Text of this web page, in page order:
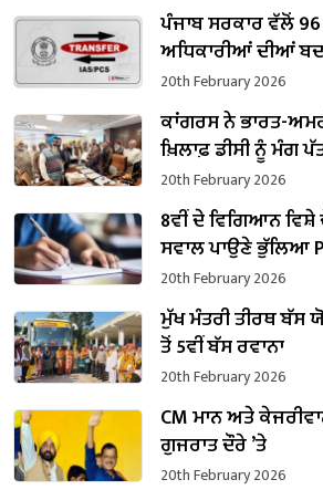
ਪੰਜਾਬ ਸਰਕਾਰ ਵੱਲੋਂ 96
ਅਧਿਕਾਰੀਆਂ ਦੀਆਂ
20th February 2026
ਕਾਂਗਰਸ ਨੇ ਭਾਰਤ-
ਖ਼ਿਲਾਫ਼ ਡੀਸੀ ਨੂੰ ਮੰਗ
20th February 2026
8ਵੀਂ ਦੇ ਵਿਗਿਆਨ ਵਿਸ਼ੇ
ਸਵਾਲ ਪਾਉਣੇ ਭੁੱਲਿਆ
20th February 2026
ਮੁੱਖ ਮੰਤਰੀ ਤੀਰਥ ਬੱਸ
ਤੋਂ 5ਵੀਂ ਬੱਸ ਰਵਾਨਾ
20th February 2026
CM ਮਾਨ ਅਤੇ
ਗੁਜਰਾਤ ਦੌਰੇ ’ਤੇ
20th February 2026